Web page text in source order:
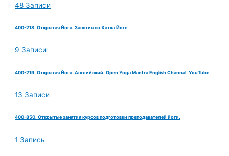
48 Записи
400-218. Открытая Йога. Занятия по Хатха Йоге.
9 Записи
400-219. Открытая Йога. Английский. Open Yoga Mantra English Channal. YouTube
13 Записи
400-850. Открытые занятия курсов подготовки преподавателей йоги.
1 Запись